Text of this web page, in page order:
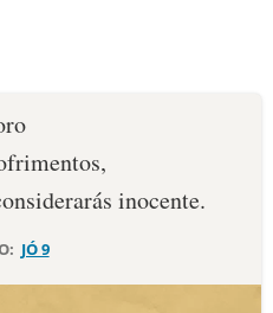
inocente.
JÓ 9